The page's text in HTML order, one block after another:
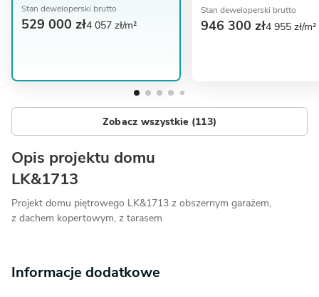
Stan deweloperski brutto
529 000 zł4 057 zł/m²
Stan deweloperski brutto
946 300 zł4 955 zł/m²
Zobacz wszystkie (113)
Opis projektu domu
LK&1713
Projekt domu piętrowego LK&1713 z obszernym garażem,
z dachem kopertowym, z tarasem
Informacje dodatkowe